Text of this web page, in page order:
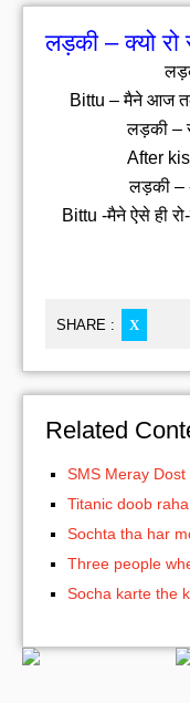
लड़की – क्यो रो
Bittu – मैने आज
लड़की –
After
लड़की –
Bittu -मैने ऐसे ही
SHARE : X
Related
SMS Meray
Titanic doob
Sochta tha har
Three people
Socha karte the